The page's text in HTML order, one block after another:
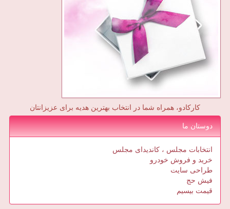
کارکادو، همراه شما در انتخاب بهترین هدیه برای عزیزانتان
دوستان ما
انتخابات مجلس ، کاندیدای مجلس
خرید و فروش خودرو
طراحی سایت
فیش حج
قیمت بیسیم